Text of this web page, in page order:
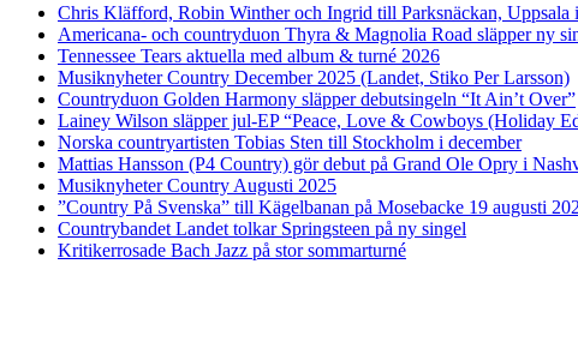
Chris Kläfford, Robin Winther och Ingrid till Parksnäckan, Uppsala
Americana- och countryduon Thyra & Magnolia Road släpper ny
Tennessee Tears aktuella med album & turné 2026
Musiknyheter Country December 2025 (Landet, Stiko Per Larsson)
Countryduon Golden Harmony släpper debutsingeln “It Ain’t Over”
Lainey Wilson släpper jul-EP “Peace, Love & Cowboys (Holiday
Norska countryartisten Tobias Sten till Stockholm i december
Mattias Hansson (P4 Country) gör debut på Grand Ole Opry i
Musiknyheter Country Augusti 2025
”Country På Svenska” till Kägelbanan på Mosebacke 19 augusti
Countrybandet Landet tolkar Springsteen på ny singel
Kritikerrosade Bach Jazz på stor sommarturné